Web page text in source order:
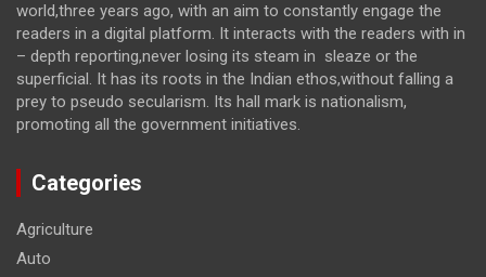
world,three years ago, with an aim to constantly engage the
readers in a digital platform. It interacts with the readers with in
– depth reporting,never losing its steam in sleaze or the
superficial. It has its roots in the Indian ethos,without falling a
prey to pseudo secularism. Its hall mark is nationalism,
promoting all the government initiatives.
Categories
Agriculture
Auto